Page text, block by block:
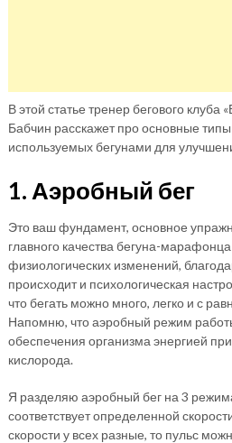
В этой статье тренер бегового клуба
Бабчин расскажет про основные
используемых бегунами для
1. Аэробный бег
Это ваш фундамент, основное
главного качества бегуна-
физиологических изменений,
происходит и психологическая
что бегать можно много, легко и с
Напомню, что аэробный режим
обеспечения организма энергией
кислорода.
Я разделяю аэробный бег на 3
соответствует определенной
скорости у всех разные, то пульс